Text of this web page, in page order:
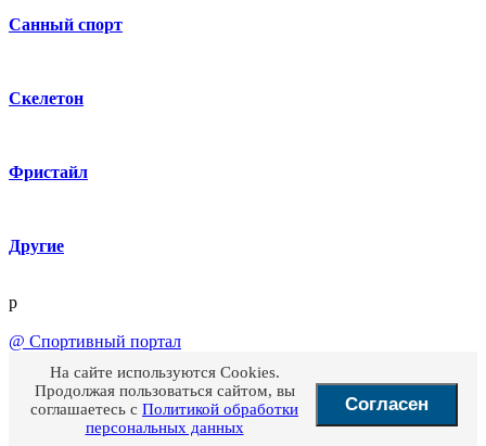
Санный спорт
Скелетон
Фристайл
Другие
p
@ Спортивный портал
На сайте используются Cookies.
Продолжая пользоваться сайтом, вы
соглашаетесь с Политикой обработки
персональных данных
Согласен